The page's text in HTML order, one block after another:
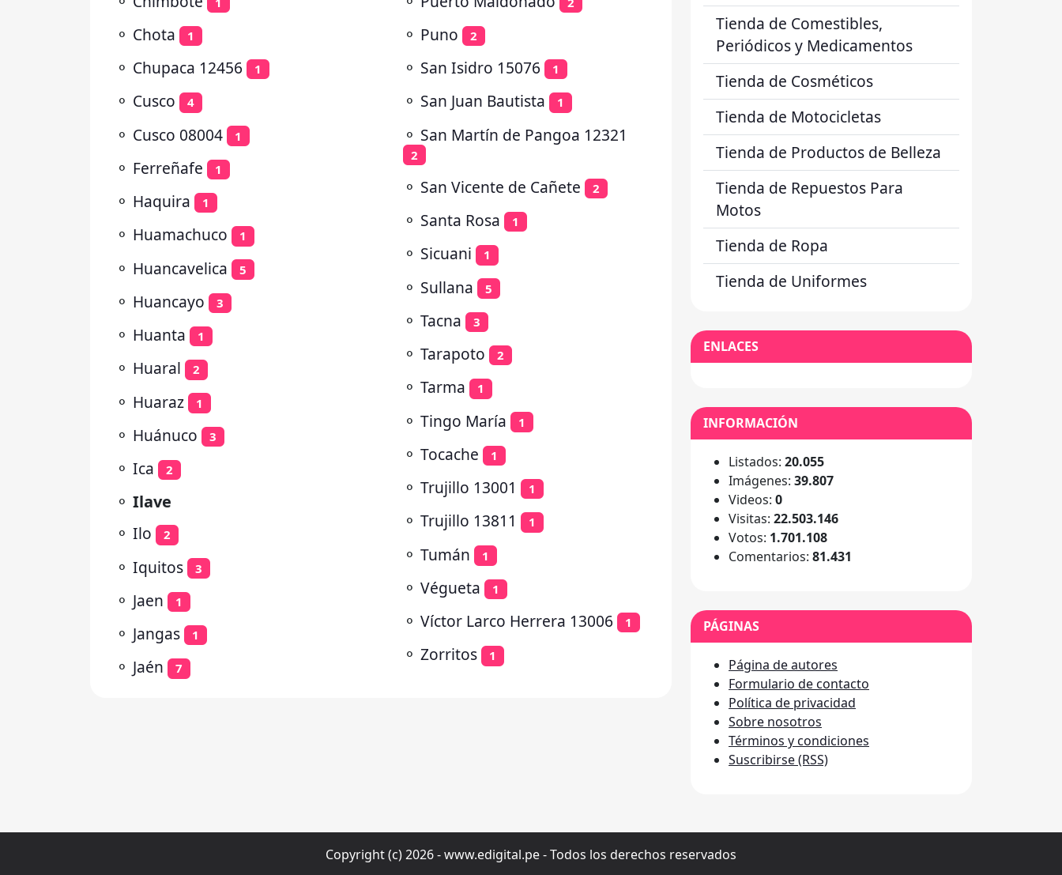
⚬ Chota 1
⚬ Chupaca 12456 1
⚬ Cusco 4
⚬ Cusco 08004 1
⚬ Ferreñafe 1
⚬ Haquira 1
⚬ Huamachuco 1
⚬ Huancavelica 5
⚬ Huancayo 3
⚬ Huanta 1
⚬ Huaral 2
⚬ Huaraz 1
⚬ Huánuco 3
⚬ Ica 2
⚬ Ilave
⚬ Ilo 2
⚬ Iquitos 3
⚬ Jaen 1
⚬ Jangas 1
⚬ Jaén 7
⚬ Puno 2
⚬ San Isidro 15076 1
⚬ San Juan Bautista 1
⚬ San Martín de Pangoa 12321
2
⚬ San Vicente de Cañete 2
⚬ Santa Rosa 1
⚬ Sicuani 1
⚬ Sullana 5
⚬ Tacna 3
⚬ Tarapoto 2
⚬ Tarma 1
⚬ Tingo María 1
⚬ Tocache 1
⚬ Trujillo 13001 1
⚬ Trujillo 13811 1
⚬ Tumán 1
⚬ Végueta 1
⚬ Víctor Larco Herrera 13006 1
⚬ Zorritos 1
Tienda de Comestibles,
Periódicos y Medicamentos
Tienda de Cosméticos
Tienda de Motocicletas
Tienda de Productos de Belleza
Tienda de Repuestos Para
Motos
Tienda de Ropa
Tienda de Uniformes
ENLACES
INFORMACIÓN
Listados: 20.055
Imágenes: 39.807
Videos: 0
Visitas: 22.503.146
Votos: 1.701.108
Comentarios: 81.431
PÁGINAS
Página de autores
Formulario de contacto
Política de privacidad
Sobre nosotros
Términos y condiciones
Suscribirse (RSS)
Copyright (c) 2026 - www.edigital.pe - Todos los derechos reservados